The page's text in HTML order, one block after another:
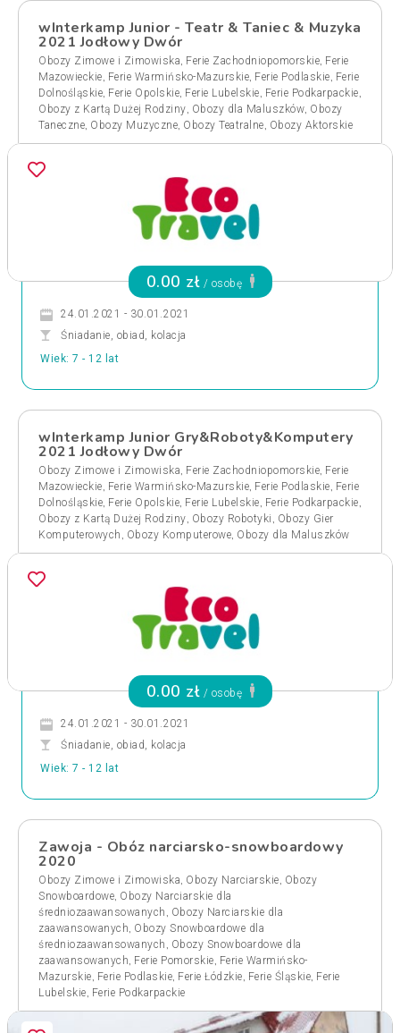
wInterkamp Junior - Teatr & Taniec & Muzyka
2021 Jodłowy Dwór
Obozy Zimowe i Zimowiska, Ferie Zachodniopomorskie, Ferie
Mazowieckie, Ferie Warmińsko-Mazurskie, Ferie Podlaskie, Ferie
Dolnośląskie, Ferie Opolskie, Ferie Lubelskie, Ferie Podkarpackie,
Obozy z Kartą Dużej Rodziny, Obozy dla Maluszków, Obozy
Taneczne, Obozy Muzyczne, Obozy Teatralne, Obozy Aktorskie
0.00 zł / osobę
24.01.2021 - 30.01.2021
Śniadanie, obiad, kolacja
Wiek: 7 - 12 lat
wInterkamp Junior Gry&Roboty&Komputery
2021 Jodłowy Dwór
Obozy Zimowe i Zimowiska, Ferie Zachodniopomorskie, Ferie
Mazowieckie, Ferie Warmińsko-Mazurskie, Ferie Podlaskie, Ferie
Dolnośląskie, Ferie Opolskie, Ferie Lubelskie, Ferie Podkarpackie,
Obozy z Kartą Dużej Rodziny, Obozy Robotyki , Obozy Gier
Komputerowych , Obozy Komputerowe, Obozy dla Maluszków
0.00 zł / osobę
24.01.2021 - 30.01.2021
Śniadanie, obiad, kolacja
Wiek: 7 - 12 lat
Zawoja - Obóz narciarsko-snowboardowy
2020
Obozy Zimowe i Zimowiska, Obozy Narciarskie, Obozy
Snowboardowe, Obozy Narciarskie dla
średniozaawansowanych , Obozy Narciarskie dla
zaawansowanych, Obozy Snowboardowe dla
średniozaawansowanych , Obozy Snowboardowe dla
zaawansowanych, Ferie Pomorskie, Ferie Warmińsko-
Mazurskie, Ferie Podlaskie, Ferie Łódzkie, Ferie Śląskie, Ferie
Lubelskie, Ferie Podkarpackie